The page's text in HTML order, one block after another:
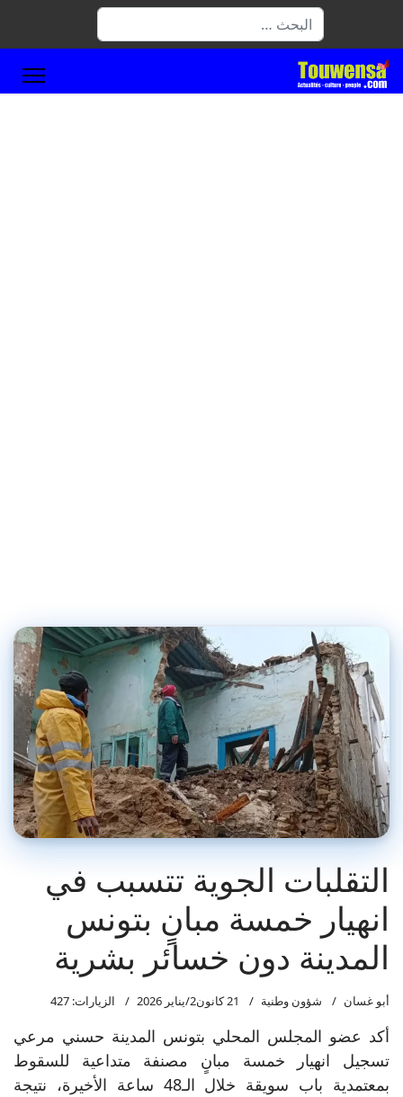
البحث
التقلبات الجوية تتسبب في
انهيار خمسة مبانٍ بتونس
المدينة دون خسائر بشرية
أبو غسان شؤون وطنية 21 كانون2/يناير 2026 الزيارات: 427
أكد عضو المجلس المحلي بتونس المدينة حسني مرعي
تسجيل انهيار خمسة مبانٍ مصنفة متداعية للسقوط
بمعتمدية باب سويقة خلال الـ48 ساعة الأخيرة، نتيجة